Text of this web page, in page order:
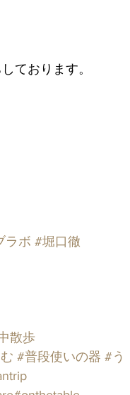
ております。
ラボ #堀口徹
散歩
#普段使いの器 #う